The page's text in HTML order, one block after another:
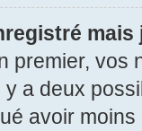
mais
premier, vos
a deux
avoir